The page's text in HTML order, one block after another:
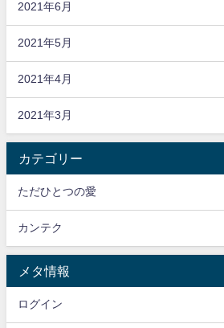
2021年6月
2021年5月
2021年4月
2021年3月
カテゴリー
ただひとつの愛
カンテク
メタ情報
ログイン